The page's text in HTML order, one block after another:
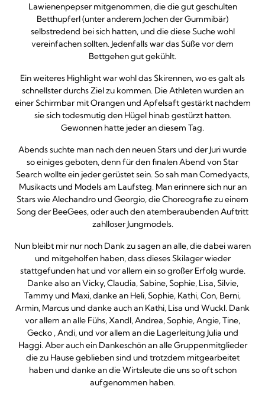
Lawienenpepser mitgenommen, die die gut geschulten
Betthupferl (unter anderem Jochen der Gummibär)
selbstredend bei sich hatten, und die diese Suche wohl
vereinfachen sollten. Jedenfalls war das Süße vor dem
Bettgehen gut gekühlt.
Ein weiteres Highlight war wohl das Skirennen, wo es galt als
schnellster durchs Ziel zu kommen. Die Athleten wurden an
einer Schirmbar mit Orangen und Apfelsaft gestärkt nachdem
sie sich todesmutig den Hügel hinab gestürzt hatten.
Gewonnen hatte jeder an diesem Tag.
Abends suchte man nach den neuen Stars und der Juri wurde
so einiges geboten, denn für den finalen Abend von Star
Search wollte ein jeder gerüstet sein. So sah man Comedyacts,
Musikacts und Models am Laufsteg. Man erinnere sich nur an
Stars wie Alechandro und Georgio, die Choreografie zu einem
Song der BeeGees, oder auch den atemberaubenden Auftritt
zahlloser Jungmodels.
Nun bleibt mir nur noch Dank zu sagen an alle, die dabei waren
und mitgeholfen haben, dass dieses Skilager wieder
stattgefunden hat und vor allem ein so großer Erfolg wurde.
Danke also an Vicky, Claudia, Sabine, Sophie, Lisa, Silvie,
Tammy und Maxi, danke an Heli, Sophie, Kathi, Con, Berni,
Armin, Marcus und danke auch an Kathi, Lisa und Wuckl. Dank
vor allem an alle Fühs, Xandl, Andrea, Sophie, Angie, Tine,
Gecko , Andi, und vor allem an die Lagerleitung Julia und
Haggi. Aber auch ein Dankeschön an alle Gruppenmitglieder
die zu Hause geblieben sind und trotzdem mitgearbeitet
haben und danke an die Wirtsleute die uns so oft schon
aufgenommen haben.